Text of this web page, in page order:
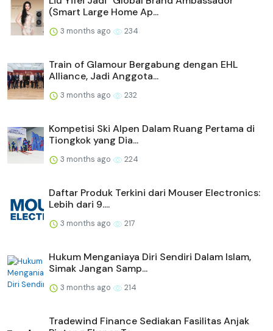
(Smart Large Home Ap...
3 months ago 234
Train of Glamour Bergabung dengan EHL
Alliance, Jadi Anggota...
3 months ago 232
Kompetisi Ski Alpen Dalam Ruang Pertama di
Tiongkok yang Dia...
3 months ago 224
Daftar Produk Terkini dari Mouser Electronics:
Lebih dari 9....
3 months ago 217
Hukum Menganiaya Diri Sendiri Dalam Islam,
Simak Jangan Samp...
3 months ago 214
Tradewind Finance Sediakan Fasilitas Anjak